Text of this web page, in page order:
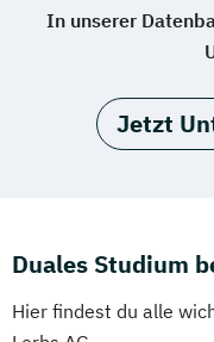
In unserer
Jetzt
Duales Studium
Hier findest du alle